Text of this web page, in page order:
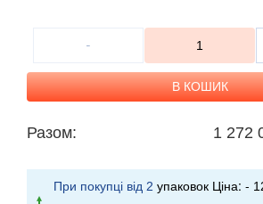
Разом: 1 272
При покупці від 2 упаковок Ціна: -